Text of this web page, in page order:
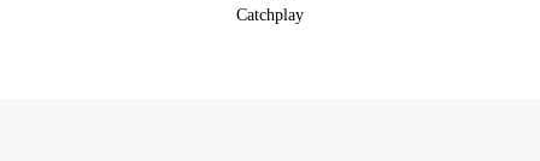
Catchplay